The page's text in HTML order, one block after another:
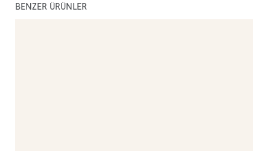
BENZER ÜRÜNLER